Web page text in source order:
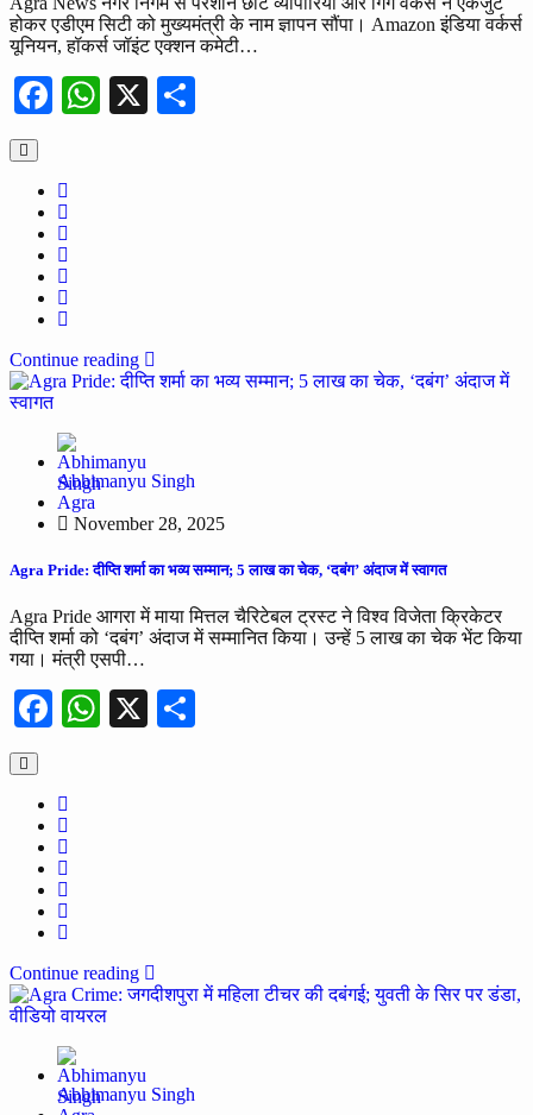
होकर एडीएम सिटी को मुख्यमंत्री के नाम ज्ञापन सौंपा। Amazon इंडिया वर्कर्स
यूनियन, हॉकर्स जॉइंट एक्शन कमेटी…
Facebook
WhatsApp
X
Continue reading
Abhimanyu Singh
Agra
November 28, 2025
Agra Pride: दीप्ति शर्मा का भव्य सम्मान; 5 लाख का चेक, ‘दबंग’ अंदाज में स्वागत
Agra Pride आगरा में माया मित्तल चैरिटेबल ट्रस्ट ने विश्व विजेता क्रिकेटर
दीप्ति शर्मा को ‘दबंग’ अंदाज में सम्मानित किया। उन्हें 5 लाख का चेक भेंट किया
गया। मंत्री एसपी…
Facebook
WhatsApp
X
Continue reading
Abhimanyu Singh